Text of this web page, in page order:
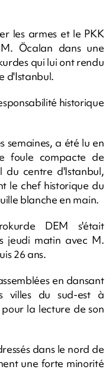
les armes et le PKK
Öcalan dans une
qui lui ont rendu
d'Istanbul.
historique
semaines, a été lu en
foule compacte de
du centre d'Istanbul,
le chef historique du
blanche en main.
DEM s'était
jeudi matin avec M.
26 ans.
en dansant
villes du sud-est à
la lecture de son
dans le nord de
une forte minorité